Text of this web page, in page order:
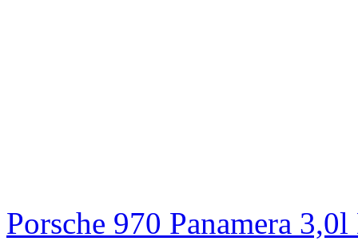
Porsche 970 Panamera